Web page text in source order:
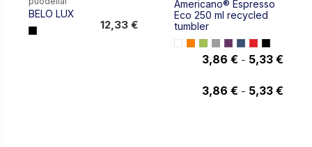
BELO LUX
12,33 €
Americano® Espresso
Eco 250 ml recycled
tumbler
3,86 € - 5,33 €
3,86 € - 5,33 €